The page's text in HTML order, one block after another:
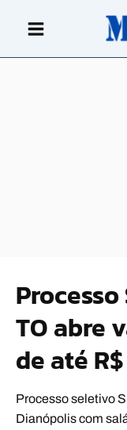
TO abre
de até
Processo seletivo
Dianópolis com